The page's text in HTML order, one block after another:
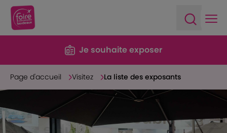
Je souhaite exposer
Page d'accueil Visitez La liste des exposants